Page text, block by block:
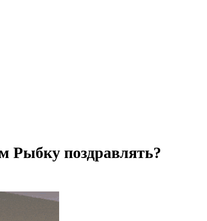
Рыбку поздравлять?